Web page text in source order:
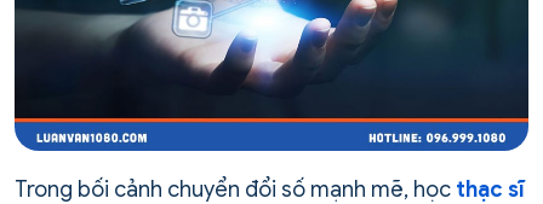
Trong bối cảnh chuyển đổi số mạnh mẽ, học thạc sĩ